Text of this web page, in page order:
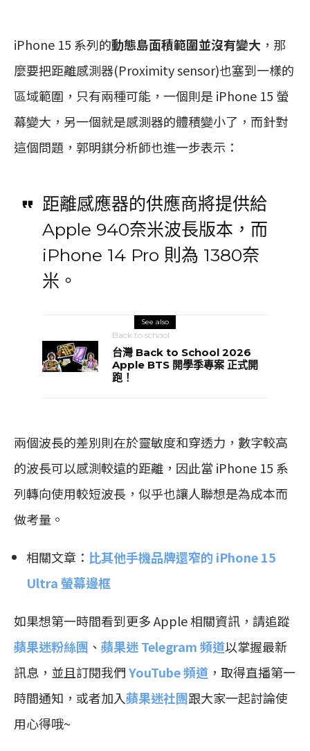
iPhone 15 系列的動態島面積範圍並沒有變大 ，那
麼要把距離感測器(Proximity sensor)也塞到一樣的
區域範圍，只有兩種可能，一個則是 iPhone 15 螢
幕變大，另一個就是感測器的體積變小了，而針對
這個問題，郭明錤分析師也進一步表示：
距離感應器的供應商將提供給
Apple 940奈米波長版本，而
iPhone 14 Pro 則為 1380奈
米。
See also
Back to school
台灣 Back to School 2026
Apple BTS 開學季專案 正式開
跑！
兩個波長的差別則在於靈敏度和穿透力，數字較高
的波長可以感測較遠的距離，因此當 iPhone 15 系
列轉向使用較短波長，似乎也讓人聯想是為成本而
做考量。
相關文章： 比其他手機品牌還窄的 iPhone 15
Ultra 螢幕邊框
如果想第一時間看到更多 Apple 相關資訊，請追蹤
蘋果迷粉絲團 、 蘋果迷 Telegram 頻道以掌握最新
訊息，並且訂閱我們YouTube 頻道 ，取得直播第一
時間通知，或者加入蘋果迷社團跟大家一起討論使
用心得哦~